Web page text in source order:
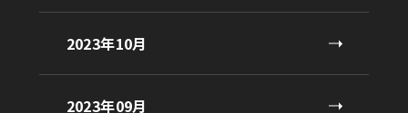
2023年10月
2023年09月